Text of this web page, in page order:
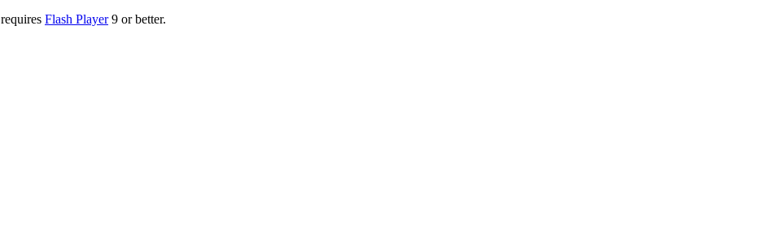
requires Flash Player9 or better.